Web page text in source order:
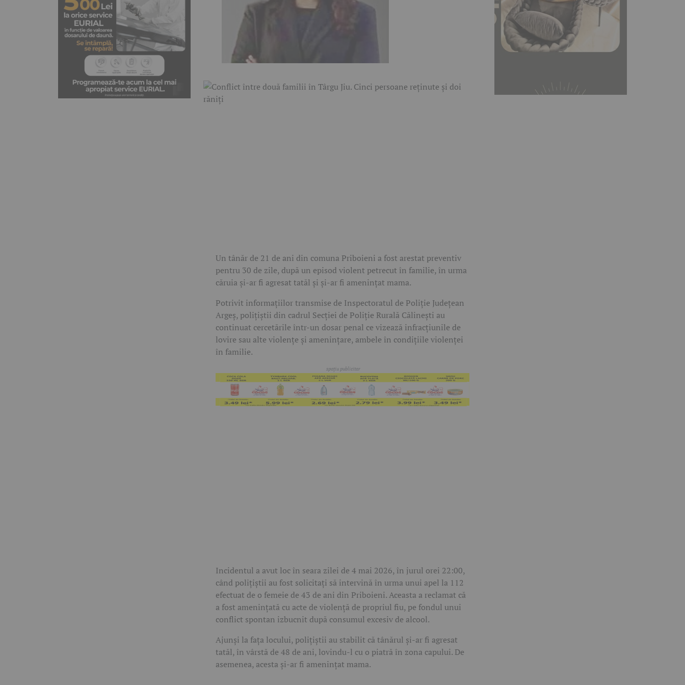
Un tânăr de 21 de ani din comuna Priboieni a fost arestat preventiv
pentru 30 de zile, după un episod violent petrecut în familie, în urma
căruia și-ar fi agresat tatăl și și-ar fi amenințat mama.
Potrivit informațiilor transmise de Inspectoratul de Poliție Județean
Argeș, polițiștii din cadrul Secției de Poliție Rurală Călinești au
continuat cercetările într-un dosar penal ce vizează infracțiunile de
lovire sau alte violențe și amenințare, ambele în condițiile violenței
în familie.
Incidentul a avut loc în seara zilei de 4 mai 2026, în jurul orei 22:00,
când polițiștii au fost solicitați să intervină în urma unui apel la 112
efectuat de o femeie de 43 de ani din Priboieni. Aceasta a reclamat că
a fost amenințată cu acte de violență de propriul fiu, pe fondul unui
conflict spontan izbucnit după consumul excesiv de alcool.
Ajunși la fața locului, polițiștii au stabilit că tânărul și-ar fi agresat
tatăl, în vârstă de 48 de ani, lovindu-l cu o piatră în zona capului. De
asemenea, acesta și-ar fi amenințat mama.